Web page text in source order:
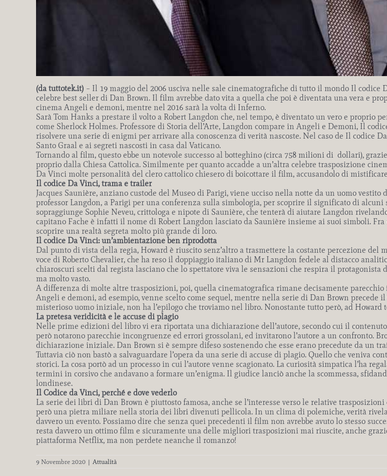
(da tuttotek.it) – Il 19 maggio del 2006 usciva nelle sale cinematografiche di tutto il mondo Il
celebre best seller di Dan Brown. Il film avrebbe dato vita a quella che poi è diventata una vera e
cinema Angeli e demoni, mentre nel 2016 sarà la volta di Inferno.
Sarà Tom Hanks a prestare il volto a Robert Langdon che, nel tempo, è diventato un vero e proprio
come Sherlock Holmes. Professore di Storia dell’Arte, Langdon compare in Angeli e Demoni, Il
risolvere una serie di enigmi per arrivare alla conoscenza di verità nascoste. Nel caso de Il codice
Santo Graal e ai segreti nascosti in casa dal Vaticano.
Tornando al film, questo ebbe un notevole successo al botteghino (circa 758 milioni di dollari),
proprio dalla Chiesa Cattolica. Similmente per quanto accadde a un’altra celebre trasposizione
Da Vinci molte personalità del clero cattolico chiesero di boicottare il film, accusandolo di
Il codice Da Vinci, trama e trailer
Jacques Saunière, anziano custode del Museo di Parigi, viene ucciso nella notte da un uomo vestito
professor Langdon, a Parigi per una conferenza sulla simbologia, per scoprire il significato di
sopraggiunge Sophie Neveu, crittologa e nipote di Saunière, che tenterà di aiutare Langdon
capitano Fache è infatti il nome di Robert Langdon lasciato da Saunière insieme ai suoi simboli.
scoprire una realtà segreta molto più grande di loro.
Il codice Da Vinci: un’ambientazione ben riprodotta
Dal punto di vista della regia, Howard è riuscito senz’altro a trasmettere la costante percezione
voce di Roberto Chevalier, che ha reso il doppiaggio italiano di Mr Langdon fedele al distacco
chiaroscuri scelti dal regista lasciano che lo spettatore viva le sensazioni che respira il
ma molto vasto.
A differenza di molte altre trasposizioni, poi, quella cinematografica rimane decisamente
Angeli e demoni, ad esempio, venne scelto come sequel, mentre nella serie di Dan Brown
misterioso uomo iniziale, non ha l’epilogo che troviamo nel libro. Nonostante tutto però, ad
La pretesa veridicità e le accuse di plagio
Nelle prime edizioni del libro vi era riportata una dichiarazione dell’autore, secondo cui il
però notarono parecchie incongruenze ed errori grossolani, ed invitarono l’autore a un confronto.
dichiarazione iniziale. Dan Brown si è sempre difeso sostenendo che esse erano precedute da un
Tuttavia ciò non bastò a salvaguardare l’opera da una serie di accuse di plagio. Quello che veniva
storici. La cosa portò ad un processo in cui l’autore venne scagionato. La curiosità simpatica l’ha
termini in corsivo che andavano a formare un’enigma. Il giudice lanciò anche la scommessa,
londinese.
Il Codice da Vinci, perché e dove vederlo
La serie dei libri di Dan Brown è piuttosto famosa, anche se l’interesse verso le relative
però una pietra miliare nella storia dei libri divenuti pellicola. In un clima di polemiche, verità
davvero un evento. Possiamo dire che senza quei precedenti il film non avrebbe avuto lo stesso
resta davvero un ottimo film e sicuramente una delle migliori trasposizioni mai riuscite, anche
piattaforma Netflix, ma non perdete neanche il romanzo!
9 Novembre 2020 | Attualità